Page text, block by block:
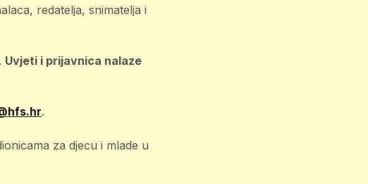
redatelja, snimatelja i
Uvjeti i prijavnica nalaze
.
za djecu i mlade u